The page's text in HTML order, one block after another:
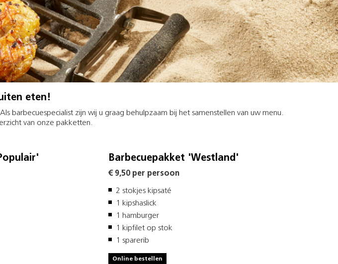
eten!
barbecuespecialist zijn wij u graag behulpzaam bij het samenstellen van uw menu.
van onze pakketten.
Barbecuepakket 'Westland'
€ 9,50 per persoon
2 stokjes kipsaté
1 kipshaslick
1 hamburger
1 kipfilet op stok
1 sparerib
Online bestellen